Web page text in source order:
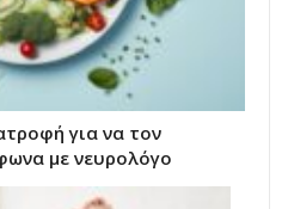
για να τον
με νευρολόγο